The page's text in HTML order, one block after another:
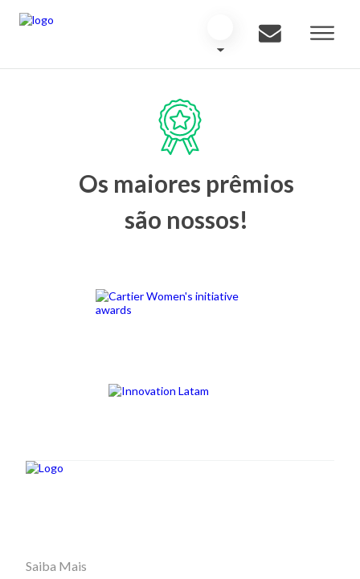
Os maiores prêmios
são nossos!
Saiba Mais